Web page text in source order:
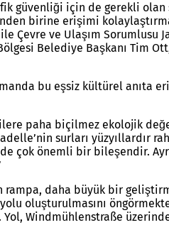
güvenliği için de gerekli
birine erişimi
Çevre ve Ulaşım
Belediye Başkanı Tim
bu eşsiz kültürel anıta
paha biçilmez ekolojik
surları
önemli bir bileşendir.
rampa, daha büyük bir
oluşturulmasını
Windmühlenstraße